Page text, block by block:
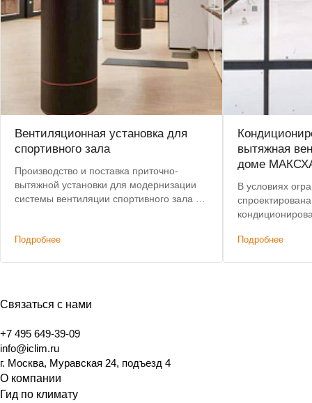
Вентиляционная установка для
спортивного зала
Производство и поставка приточно-
вытяжной установки для модернизации
системы вентиляции спортивного зала в
Подробнее
вытяжная
доме
В условиях
Подробнее
Связаться с нами
+7 495 649-39-09
info@iclim.ru
г. Москва, Муравская 24, подъезд 4
О компании
Гид по климату